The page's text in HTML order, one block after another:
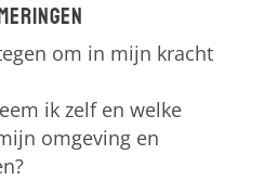
om in mijn kracht
ik zelf en welke
omgeving en